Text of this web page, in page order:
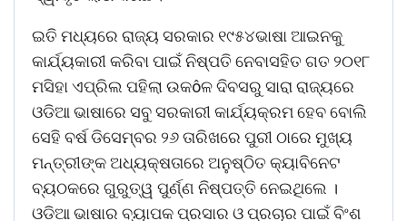
ଇତି ମଧ୍ୟରେ ରାଜ୍ୟ ସରକାର ୧୯୫୪ଭାଷା ଆଇନକୁ
କାର୍ଯ୍ୟକାରୀ କରିବା ପାଇଁ ନିଷ୍ପତି ନେବାସହିତ ଗତ ୨୦୧୮
ମସିହା ଏପ୍ରିଲ ପହିଲା ଉକôଳ ଦିବସରୁ ସାରା ରାଜ୍ୟରେ
ଓଡିଆ ଭାଷାରେ ସବୁ ସରକାରୀ କାର୍ଯ୍ୟକ୍ରମ ହେବ ବୋଲି
ସେହି ବର୍ଷ ଡିସେମ୍ବର ୨୬ ତାରିଖରେ ପୁରୀ ଠାରେ ମୁଖ୍ୟ
ମନ୍ତ୍ରୀଙ୍କ ଅଧ୍ୟକ୍ଷତାରେ ଅନୁଷ୍ଠିତ କ୍ୟାବିନେଟ
ବ୍ୟଠକରେ ଗୁରୁତ୍ୱ ପୁର୍ଣ୍ଣ ନିଷ୍ପତ୍ତି ନେଇଥିଲେ ।
ଓଡିଆ ଭାଷାର ବ୍ୟାପକ ପ୍ରସାର ଓ ପ୍ରଚାର ପାଇଁ ବିଂଶ